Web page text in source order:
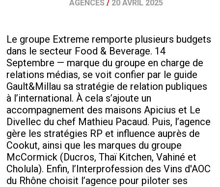
AGENCES / 20 AVRIL 2025
Le groupe Extreme remporte plusieurs budgets
dans le secteur Food & Beverage. 14
Septembre — marque du groupe en charge de
relations médias, se voit confier par le guide
Gault&Millau sa stratégie de relation publiques
à l’international. À cela s’ajoute un
accompagnement des maisons Apicius et Le
Divellec du chef Mathieu Pacaud. Puis, l’agence
gère les stratégies RP et influence auprès de
Cookut, ainsi que les marques du groupe
McCormick (Ducros, Thaï Kitchen, Vahiné et
Cholula). Enfin, l’Interprofession des Vins d'AOC
du Rhône choisit l’agence pour piloter ses